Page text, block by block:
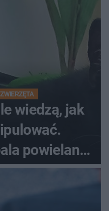
wiedzą, jak
powielane
ich temat